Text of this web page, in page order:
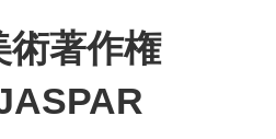
術著作権